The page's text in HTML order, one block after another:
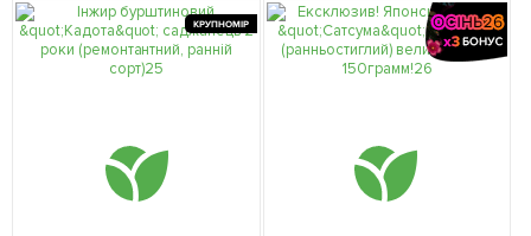
КРУПНОМІР